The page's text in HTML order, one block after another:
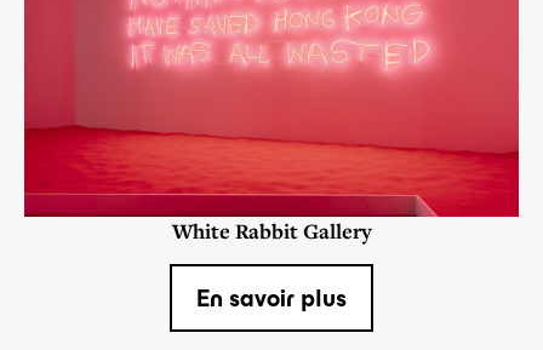
White Rabbit Gallery
En savoir plus